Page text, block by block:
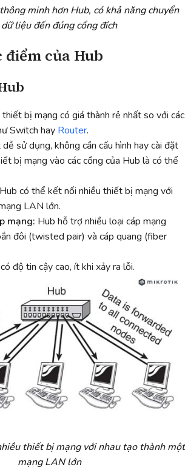
minh hơn Hub, có khả năng chuyển
liệu đến đúng cổng đích
điểm của Hub
bị mạng có giá thành rẻ nhất so với các
Switch hay Router.
sử dụng, không cần cấu hình hay cài đặt
bị mạng vào các cổng của Hub là có thể
Hub có thể kết nối nhiều thiết bị mạng với
LAN lớn.
mạng: Hub hỗ trợ nhiều loại cáp mạng
đôi (twisted pair) và cáp quang (fiber
độ tin cậy cao, ít khi xảy ra lỗi.
thiết bị mạng với nhau tạo thành một
mạng LAN lớn